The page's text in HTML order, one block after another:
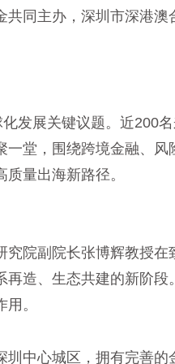
共同主办，深圳市深港澳
发展关键议题。近200
堂，围绕跨境金融、风
量出海新路径。
院副院长张博辉教授在
造、生态共建的新阶段
。
中心城区，拥有完善的